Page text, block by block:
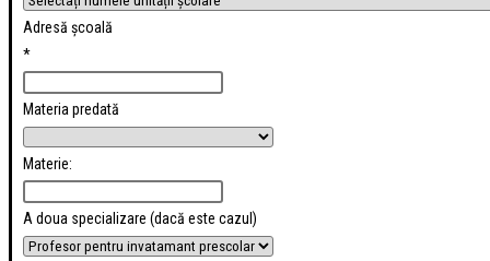
Adresă școală
*
Materia predată
Materie:
A doua specializare (dacă este cazul)